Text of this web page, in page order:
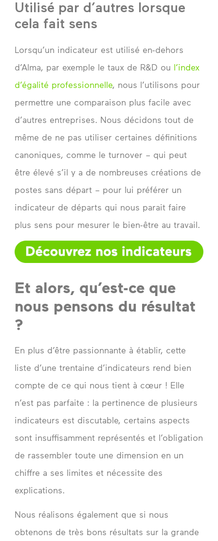
Utilisé par d’autres lorsque
cela fait sens
Lorsqu’un indicateur est utilisé en-dehors
d’Alma, par exemple le taux de R&D ou l’index
d’égalité professionnelle, nous l’utilisons pour
permettre une comparaison plus facile avec
d’autres entreprises. Nous décidons tout de
même de ne pas utiliser certaines définitions
canoniques, comme le turnover – qui peut
être élevé s’il y a de nombreuses créations de
postes sans départ – pour lui préférer un
indicateur de départs qui nous parait faire
plus sens pour mesurer le bien-être au travail.
Et alors, qu’est-ce que
nous pensons du résultat
?
En plus d’être passionnante à établir, cette
liste d’une trentaine d’indicateurs rend bien
compte de ce qui nous tient à cœur ! Elle
n’est pas parfaite : la pertinence de plusieurs
indicateurs est discutable, certains aspects
sont insuffisamment représentés et l’obligation
de rassembler toute une dimension en un
chiffre a ses limites et nécessite des
explications.
Nous réalisons également que si nous
obtenons de très bons résultats sur la grande